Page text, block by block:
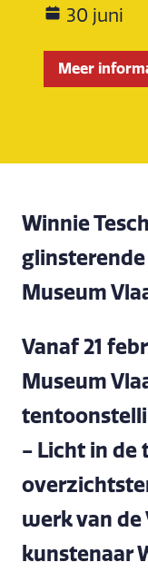
30 juni
Meer
Winnie
glinsterende
Museum
Vanaf 21
Museum
- Licht in de
werk van de
kunstenaar